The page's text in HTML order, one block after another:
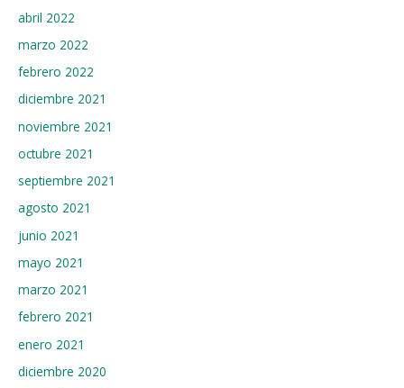
abril 2022
marzo 2022
febrero 2022
diciembre 2021
noviembre 2021
octubre 2021
septiembre 2021
agosto 2021
junio 2021
mayo 2021
marzo 2021
febrero 2021
enero 2021
diciembre 2020